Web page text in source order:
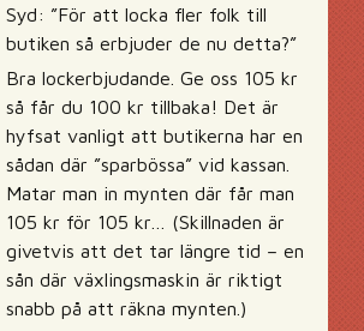
Syd: ”För att locka fler folk till
butiken så erbjuder de nu detta?”
Bra lockerbjudande. Ge oss 105 kr
så får du 100 kr tillbaka! Det är
hyfsat vanligt att butikerna har en
sådan där ”sparbössa” vid kassan.
Matar man in mynten där får man
105 kr för 105 kr… (Skillnaden är
givetvis att det tar längre tid – en
sån där växlingsmaskin är riktigt
snabb på att räkna mynten.)